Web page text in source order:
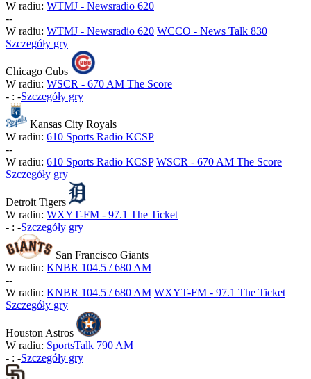
W radiu: WTMJ - Newsradio 620
--
W radiu: WTMJ - Newsradio 620 WCCO - News Talk 830
Szczegóły gry
Chicago Cubs
W radiu: WSCR - 670 AM The Score
- : -Szczegóły gry
Kansas City Royals
W radiu: 610 Sports Radio KCSP
--
W radiu: 610 Sports Radio KCSP WSCR - 670 AM The Score
Szczegóły gry
Detroit Tigers
W radiu: WXYT-FM - 97.1 The Ticket
- : -Szczegóły gry
San Francisco Giants
W radiu: KNBR 104.5 / 680 AM
--
W radiu: KNBR 104.5 / 680 AM WXYT-FM - 97.1 The Ticket
Szczegóły gry
Houston Astros
W radiu: SportsTalk 790 AM
- : -Szczegóły gry